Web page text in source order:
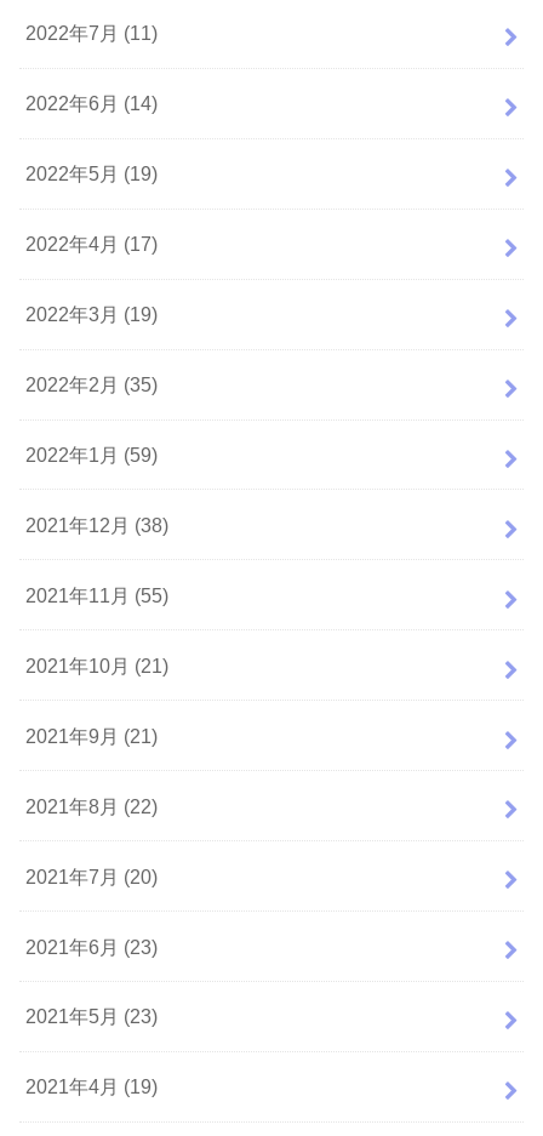
2022年7月 (11)
2022年6月 (14)
2022年5月 (19)
2022年4月 (17)
2022年3月 (19)
2022年2月 (35)
2022年1月 (59)
2021年12月 (38)
2021年11月 (55)
2021年10月 (21)
2021年9月 (21)
2021年8月 (22)
2021年7月 (20)
2021年6月 (23)
2021年5月 (23)
2021年4月 (19)